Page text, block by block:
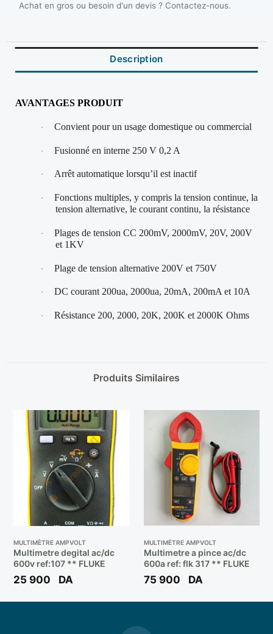
Achat en gros ou besoin d'un devis ? Contactez-nous.
Description
AVANTAGES PRODUIT
· Convient pour un usage domestique ou commercial
· Fusionné en interne 250 V 0,2 A
· Arrêt automatique lorsqu’il est inactif
·
Fonctions multiples, y compris la tension continue, la
tension alternative, le courant continu, la résistance
·
Plages de tension CC 200mV, 2000mV, 20V, 200V
et 1KV
· Plage de tension alternative 200V et 750V
· DC courant 200ua, 2000ua, 20mA, 200mA et 10A
· Résistance 200, 2000, 20K, 200K et 2000K Ohms
Produits Similaires
MULTIMÈTRE AMPVOLT
Multimetre degital ac/dc
600v ref:107 ** FLUKE
25 900 DA
MULTIMÈTRE AMPVOLT
Multimetre a pince ac/dc
600a ref: flk 317 ** FLUKE
75 900 DA